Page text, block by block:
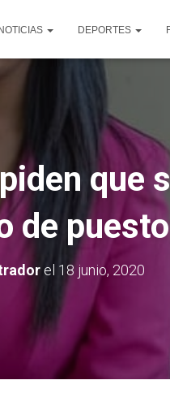
NOTICIAS DEPORTES
que
de
el 18 junio, 2020